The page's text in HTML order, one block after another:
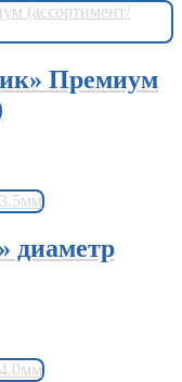
Премиум
диаметр